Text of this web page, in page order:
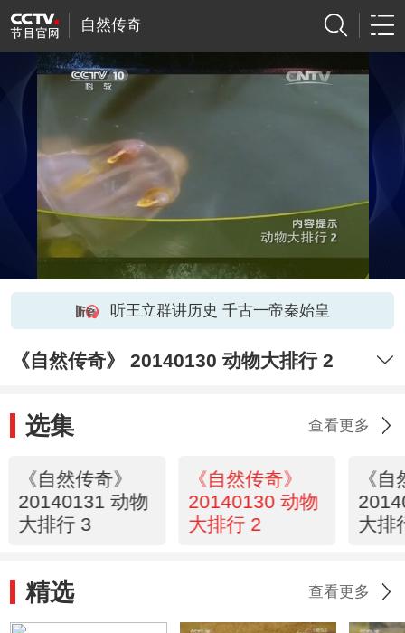
自然传奇
听王立群讲历史 千古一帝秦始皇
《自然传奇》 20140130 动物大排行 2
选集 查看更多
《自然传奇》
20140131 动物
大排行 3
《自然传奇》
20140130 动物
大排行 2
《
大排
精选 查看更多